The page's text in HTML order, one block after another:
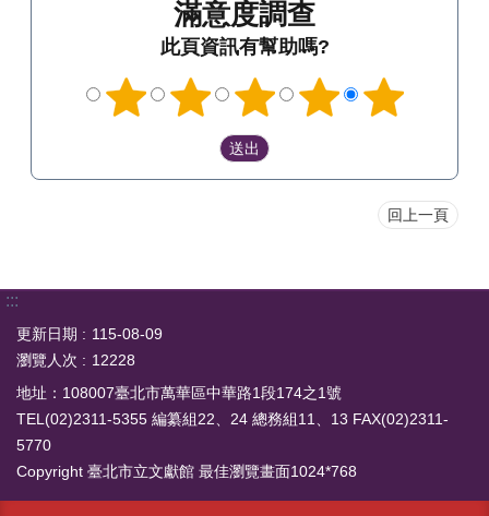
滿意度調查
此頁資訊有幫助嗎?
回上一頁
:::
更新日期
115-08-09
瀏覽人次
12228
地址：108007臺北市萬華區中華路1段174之1號
TEL(02)2311-5355 編纂組22、24 總務組11、13 FAX(02)2311-
5770
Copyright 臺北市立文獻館 最佳瀏覽畫面1024*768